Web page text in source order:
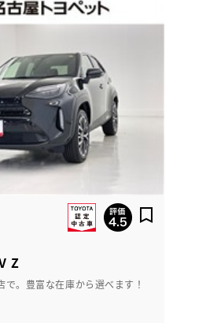
Z
で。豊富な在庫から選べます！